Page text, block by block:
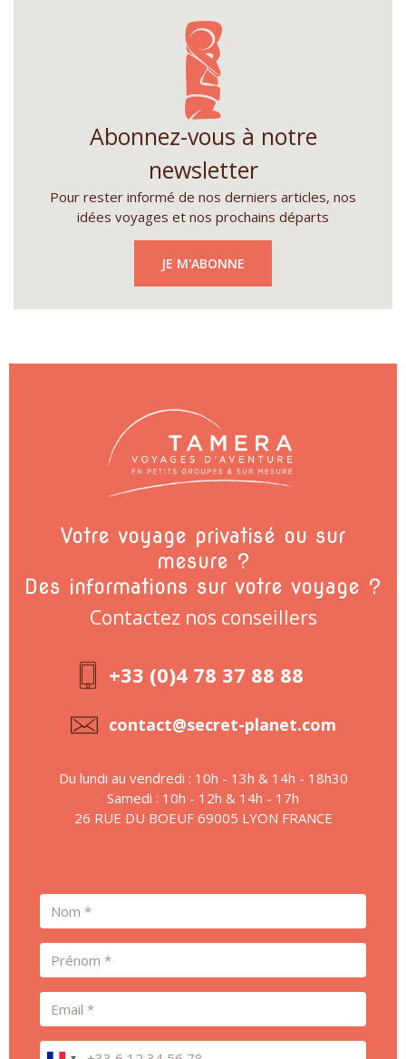
Abonnez-vous à notre
newsletter
Pour rester informé de nos derniers articles, nos
idées voyages et nos prochains départs
JE M'ABONNE
Votre voyage privatisé ou sur
mesure ?
Des informations sur votre voyage ?
Contactez nos conseillers
+33 (0)4 78 37 88 88
contact@secret-planet.com
Du lundi au vendredi : 10h - 13h & 14h - 18h30
Samedi : 10h - 12h & 14h - 17h
26 RUE DU BOEUF 69005 LYON FRANCE
Nom
Prénom
Email
Téléphone